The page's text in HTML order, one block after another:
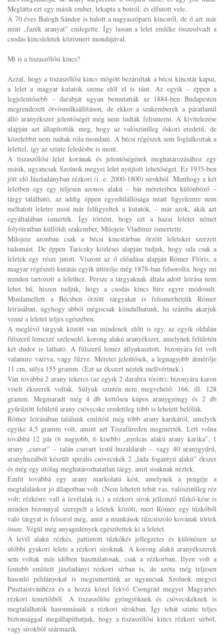
Meglátta ezt egy másik ember, lekapta a botról, és elfutott vele.
A 70 éves Balogh Sándor is halott a nagyaszóparti kincsről, de ő azt már
mint „fazék aranyat” emlegette. Így lassan a lelet emléke összeolvadt a
csodás kincsleletek közismert mondájával.
Mi is a tiszaszőlősi kincs?
Azzal, hogy a tiszaszőlősi kincs mögött bezárultak a bécsi kincstár kapui,
a lelet a magyar kutatók szeme elől el is tűnt. Az egyik – éppen a
legjelentősebb – darabját ugyan bemutatták az 1884-ben Budapesten
megrendezett ötvösműkiállításon, de ekkor a szakemberek a páratlanul
álló aranyékszer jelentőségét még nem tudták felismerni. A kivitelezése
alapján azt állapították meg, hogy az valószínűleg őskori eredetű, de
közelebbit nem tudtak róla mondani. A bécsi régészek sem foglalkoztak a
lelettel, így az szinte feledésbe is ment.
A tiszaszőlősi lelet korának és jelentőségének meghatározásához egy
másik, ugyancsak Szolnok megyei lelet nyújtott lehetőséget. Ez 1935-ben
jött elő Jászladányban rézkori (i. e. 2000-1800) sírokból. Minthogy a két
leletben egy egy teljesen azonos alakú – bár méreteiben különböző –
tárgy található, az addig éppen egyedülállósága miatt figyelemre nem
méltatott leletre most már felfigyeltek a kutatók, – már azok, akik azt
egyáltalában ismerték. Így történt, hogy ezt a hazai leletet német
folyóiratban külföldi szakember, Milojeie Vladimir ismertette.
Milojeie azonban csak a bécsi kincstárban őrzött leleteket szerzett
tudomást. De éppen Tariczky közlései alapján tudjuk, hogy oda csak a
leletek egy része jutott. Viszont az ő előadása alapján Rómer Flóris, a
magyar régészeti kutatás egyik úttörője még 1878-ban felsorolta, hogy mi
minden tartozott a lelethez. Persze a tárgyaknak általa adott leírása nem
lehet hű, hiszen tudjuk, hogy a csodás kincs híre egyre módosult.
Mindamellett a Bécsben őrzött tárgyakat is felismerhetjük Rómer
leírásában, úgyhogy abból mégiscsak kiindulhatunk, ha számba akarjuk
venni a leletet teljes egészében.
A meglévő tárgyak között van mindenek előtt is egy, az egyik oldalán
fülszerű lemezzé szélesedő, korong alakú aranyékszer, amelynek felületén
két dudor is látható. A fülszerű lemez átlyukasztott, bizonyára fel volt
valamire varrva, vagy fűzve. Méretei jelentősek, a legnagyobb átmérője
11 cm, súlya 155 gramm. (Ezt az ékszert nézték mellvértnek.)
Van továbbá 2 arany tekercs (az egyik 2 darabra törött); bizonyára karon
viselt ékszerek voltak. Súlyuk szintén nem megvehető: 166, ill. 128
gramm. Megmaradt még 4 db kettősen kúpos aranygyöngy és 2 db
gyűrűzött felületű arany csövecske eredetileg több is lehetett belőlük.
Rómer leírásában találunk említést még több arany karikáról, amelyek
egyike 4,5 gramm volt, amint azt Tiszafüreden megmérték. Lett volna
továbbá 12 pár (6 nagyobb, 6 kisebb) „nyolcas alakú arany karika”, 1
arany „csavar” – talán csavart testű huzaldarab – vagy 40 aranygyűrű,
aranyhuzalból készült spirális csövecskék 2 „láda fogantyú alakú” ékszer
és még egy utólag meghatározhatatlan tárgy, amit sisaknak néztek.
Említ továbbá egy arany markolatú kést, amelynek a pengéje a
megtaláláskor jó állapotban volt. (Nem lehetett tehát vas, valószínűleg réz
volt; rézkésre vall a levélalak is.) a rézkori sírok jellemző tűzkő-kése is
minden bizonnyal szerepelt a leletek között, mert Rómer egy tűzkőből
való tárgyat is felsorol még, amit a munkások tűzcsiszoló kovának törtek
össze. Végül még anyagedények egészítettek ki a leletet.
A levél alakú rézkés, pattintott tűzkőkés jellegzetes és különösen az
utóbbi gyakori lelete a rézkori síroknak. A korong alakú aranyékszerek
sem voltak más időben használatosak, csak a rézkorban. Ilyen volt a
fentebb említett jászladányi rézkori sírban is, de azóta még teljesen
hasonló példányokat is megismertünk az ugyancsak Szolnok megyei
Pusztaistvánhéza és a hozzá közel fekvő Csongrád megyei Magyartés
rézkori temetőiből. A tiszaszőlősi gyöngyöknek és csövecskéknek is
megtalálhatók hasonmásaik a rézkori sírokban. Így tehát szinte teljes
biztonsággal megállapíthatjuk, hogy a tiszaszőlősi kincs rézkori sírból,
vagy sírokból származik.